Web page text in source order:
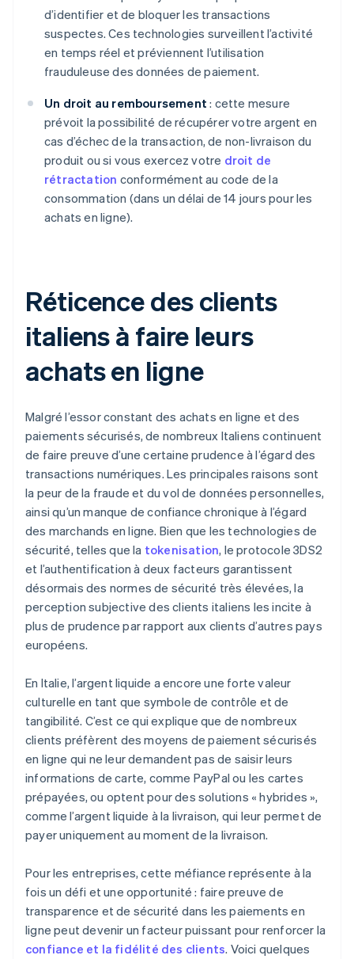
d’identifier et de bloquer les transactions
suspectes. Ces technologies surveillent l’activité
en temps réel et préviennent l’utilisation
frauduleuse des données de paiement.
Un droit au remboursement : cette mesure
prévoit la possibilité de récupérer votre argent en
cas d’échec de la transaction, de non-livraison du
produit ou si vous exercez votre droit de
rétractation conformément au code de la
consommation (dans un délai de 14 jours pour les
achats en ligne).
Réticence des clients
italiens à faire leurs
achats en ligne
Malgré l’essor constant des achats en ligne et des
paiements sécurisés, de nombreux Italiens continuent
de faire preuve d’une certaine prudence à l’égard des
transactions numériques. Les principales raisons sont
la peur de la fraude et du vol de données personnelles,
ainsi qu’un manque de confiance chronique à l’égard
des marchands en ligne. Bien que les technologies de
sécurité, telles que la tokenisation, le protocole 3DS2
et l’authentification à deux facteurs garantissent
désormais des normes de sécurité très élevées, la
perception subjective des clients italiens les incite à
plus de prudence par rapport aux clients d’autres pays
européens.
En Italie, l’argent liquide a encore une forte valeur
culturelle en tant que symbole de contrôle et de
tangibilité. C’est ce qui explique que de nombreux
clients préfèrent des moyens de paiement sécurisés
en ligne qui ne leur demandent pas de saisir leurs
informations de carte, comme PayPal ou les cartes
prépayées, ou optent pour des solutions « hybrides »,
comme l’argent liquide à la livraison, qui leur permet de
payer uniquement au moment de la livraison.
Pour les entreprises, cette méfiance représente à la
fois un défi et une opportunité : faire preuve de
transparence et de sécurité dans les paiements en
ligne peut devenir un facteur puissant pour renforcer la
confiance et la fidélité des clients. Voici quelques